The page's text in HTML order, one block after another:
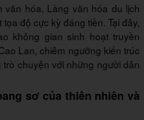
hóa, Làng văn hóa du lịch
độ cực kỳ đáng tiền. Tại đây,
không gian sinh hoạt truyền
Lan, chiêm ngưỡng kiến trúc
chuyện với những người dân
sơ của thiên nhiên và